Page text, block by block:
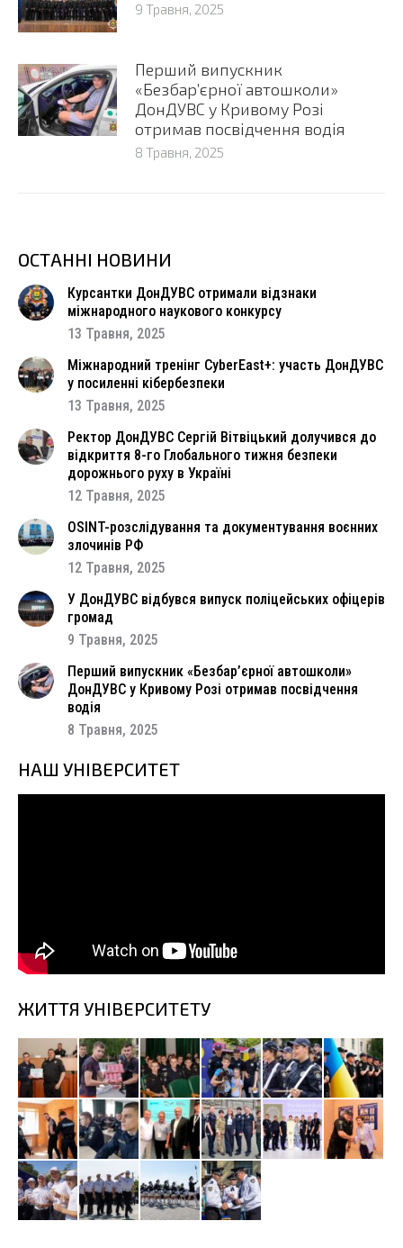
9 Травня, 2025
Перший випускник
«Безбар’єрної автошколи»
ДонДУВС у Кривому Розі
отримав посвідчення водія
8 Травня, 2025
ОСТАННІ НОВИНИ
Курсантки ДонДУВС отримали відзнаки
міжнародного наукового конкурсу
13 Травня, 2025
Міжнародний тренінг CyberEast+: участь ДонДУВС
у посиленні кібербезпеки
13 Травня, 2025
Ректор ДонДУВС Сергій Вітвіцький долучився до
відкриття 8-го Глобального тижня безпеки
дорожнього руху в Україні
12 Травня, 2025
OSINT-розслідування та документування воєнних
злочинів РФ
12 Травня, 2025
У ДонДУВС відбувся випуск поліцейських офіцерів
громад
9 Травня, 2025
Перший випускник «Безбар’єрної автошколи»
ДонДУВС у Кривому Розі отримав посвідчення
водія
8 Травня, 2025
НАШ УНІВЕРСИТЕТ
ЖИТТЯ УНІВЕРСИТЕТУ